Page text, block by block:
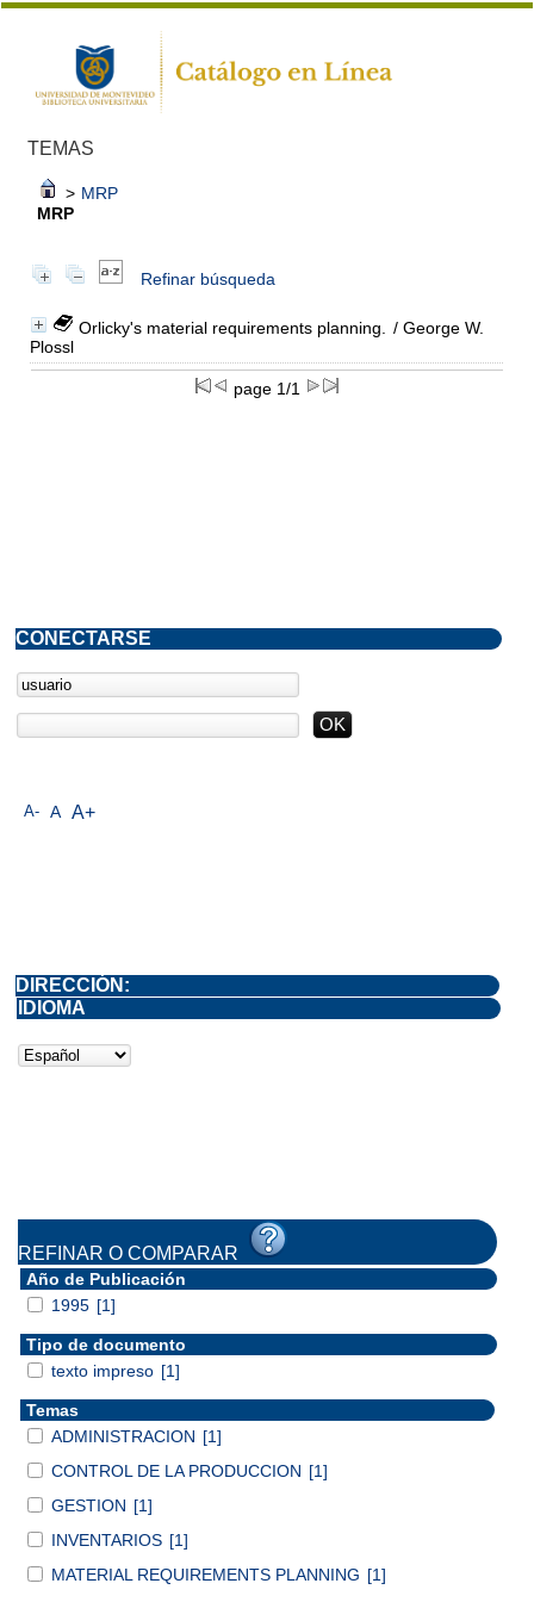
TEMAS
> MRP
MRP
Refinar búsqueda
Orlicky's material requirements planning.
/ George W.
Plossl
page 1/1
A- A A+
CONECTARSE
DIRECCIÓN:
IDIOMA
REFINAR O COMPARAR
Año de Publicación
1995 [1]
Tipo de documento
texto impreso [1]
Temas
ADMINISTRACION [1]
CONTROL DE LA PRODUCCION [1]
GESTION [1]
INVENTARIOS [1]
MATERIAL REQUIREMENTS PLANNING [1]